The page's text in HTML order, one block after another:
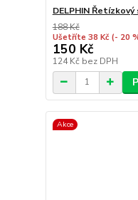
DELPHIN
188 Kč
Ušetříte 38 Kč (- 20
150 Kč
124 Kč bez DPH
Akce